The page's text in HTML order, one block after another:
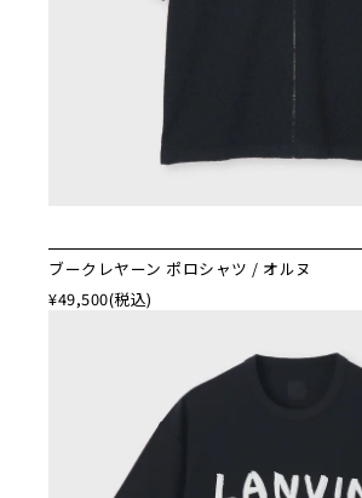
ブークレヤーン ポロシャツ / オルヌ
¥49,500(税込)